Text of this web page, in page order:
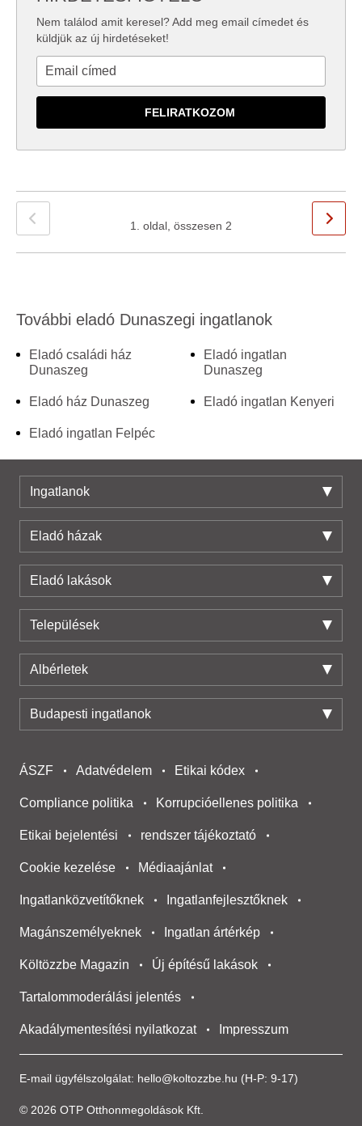
Nem találod amit keresel? Add meg email címedet és
küldjük az új hirdetéseket!
1. oldal, összesen 2
További eladó Dunaszegi ingatlanok
Eladó családi ház
Dunaszeg
Eladó ház Dunaszeg
Eladó ingatlan Felpéc
Eladó ingatlan
Dunaszeg
Eladó ingatlan Kenyeri
Ingatlanok
Eladó házak
Eladó lakások
Települések
Albérletek
Budapesti ingatlanok
E-mail ügyfélszolgálat: hello@koltozzbe.hu (H-P: 9-17)
© 2026 OTP Otthonmegoldások Kft.
ÁSZF Adatvédelem Etikai kódex
Compliance politika Korrupcióellenes politika
Etikai bejelentési rendszer tájékoztató
Cookie kezelése Médiaajánlat
Ingatlanközvetítőknek Ingatlanfejlesztőknek
Magánszemélyeknek Ingatlan ártérkép
Költözzbe Magazin Új építésű lakások
Tartalommoderálási jelentés
Akadálymentesítési nyilatkozat Impresszum